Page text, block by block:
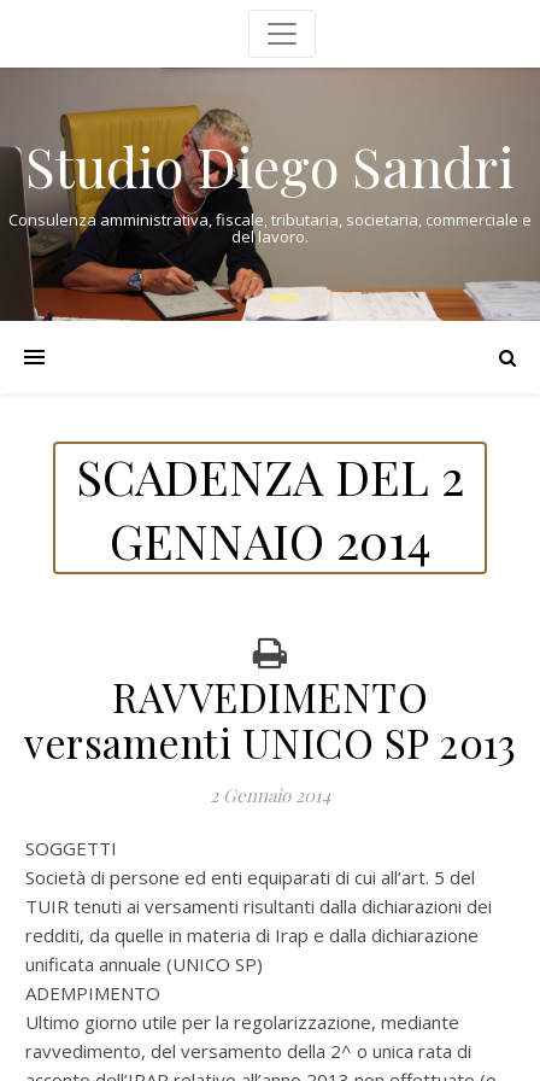
Studio Diego Sandri
Consulenza amministrativa, fiscale, tributaria, societaria, commerciale e
del lavoro.
SCADENZA DEL 2
GENNAIO 2014
RAVVEDIMENTO
versamenti UNICO SP 2013
2 Gennaio 2014
SOGGETTI
Società di persone ed enti equiparati di cui all’art. 5 del
TUIR tenuti ai versamenti risultanti dalla dichiarazioni dei
redditi, da quelle in materia di Irap e dalla dichiarazione
unificata annuale (UNICO SP)
ADEMPIMENTO
Ultimo giorno utile per la regolarizzazione, mediante
ravvedimento, del versamento della 2^ o unica rata di